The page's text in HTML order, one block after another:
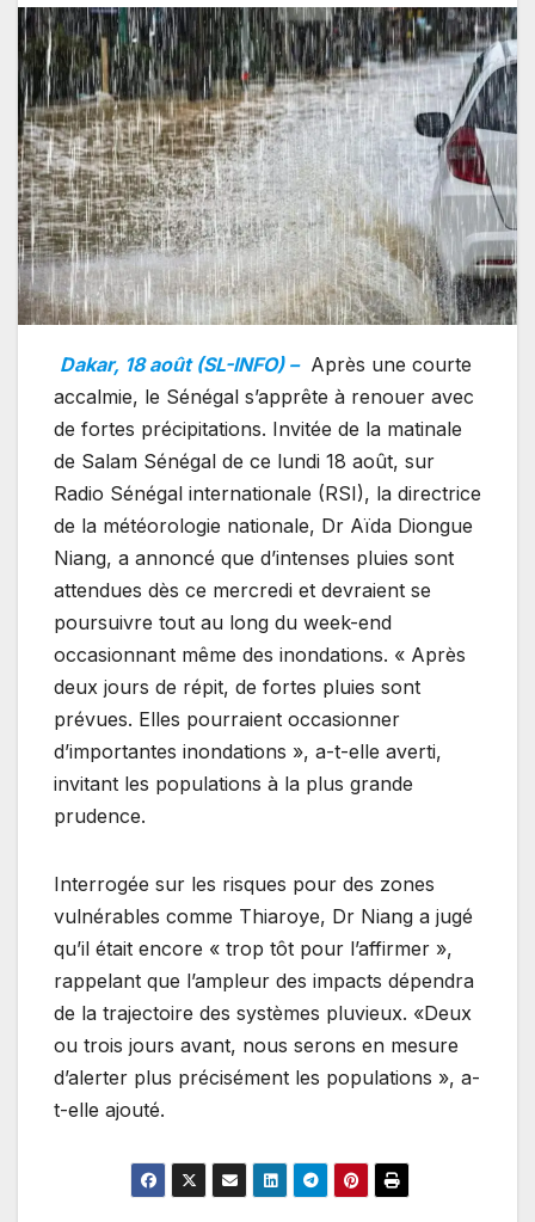
Dakar, 18 août (SL-INFO) – Après une courte
accalmie, le Sénégal s’apprête à renouer avec
de fortes précipitations. Invitée de la matinale
de Salam Sénégal de ce lundi 18 août, sur
Radio Sénégal internationale (RSI), la directrice
de la météorologie nationale, Dr Aïda Diongue
Niang, a annoncé que d’intenses pluies sont
attendues dès ce mercredi et devraient se
poursuivre tout au long du week-end
occasionnant même des inondations. « Après
deux jours de répit, de fortes pluies sont
prévues. Elles pourraient occasionner
d’importantes inondations », a-t-elle averti,
invitant les populations à la plus grande
prudence.
Interrogée sur les risques pour des zones
vulnérables comme Thiaroye, Dr Niang a jugé
qu’il était encore « trop tôt pour l’affirmer »,
rappelant que l’ampleur des impacts dépendra
de la trajectoire des systèmes pluvieux. «Deux
ou trois jours avant, nous serons en mesure
d’alerter plus précisément les populations », a-
t-elle ajouté.